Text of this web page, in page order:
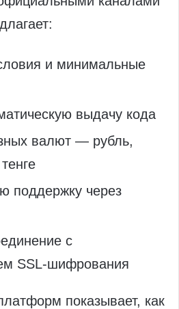
и минимальные
выдачу кода
валют — рубль,
поддержку через
с
SSL-шифрования
показывает, как